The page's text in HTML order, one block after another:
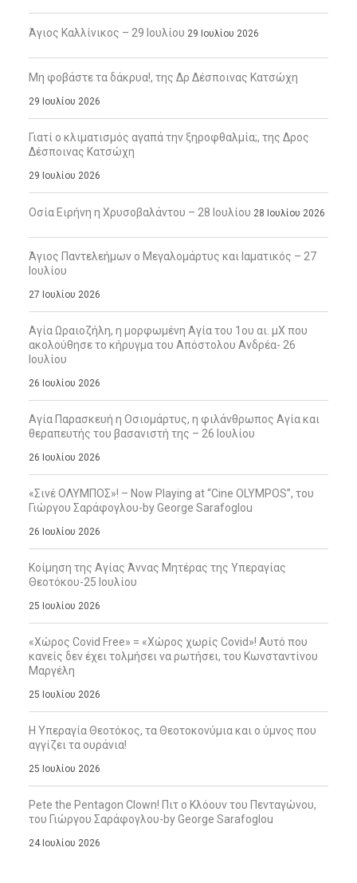
Άγιος Καλλίνικος – 29 Ιουλίου 29 Ιουλίου 2026
Μη φοβάστε τα δάκρυα!, της Δρ Δέσποινας Κατσώχη
29 Ιουλίου 2026
Γιατί ο κλιματισμός αγαπά την ξηροφθαλμία;, της Δρος
Δέσποινας Κατσώχη
29 Ιουλίου 2026
Οσία Ειρήνη η Χρυσοβαλάντου – 28 Ιουλίου 28 Ιουλίου 2026
Άγιος Παντελεήμων ο Μεγαλομάρτυς και Ιαματικός – 27
Ιουλίου
27 Ιουλίου 2026
Αγία Ωραιοζήλη, η μορφωμένη Αγία του 1ου αι. μΧ που
ακολούθησε το κήρυγμα του Απόστολου Ανδρέα- 26
Ιουλίου
26 Ιουλίου 2026
Αγία Παρασκευή η Οσιομάρτυς, η φιλάνθρωπος Αγία και
θεραπευτής του βασανιστή της – 26 Ιουλίου
26 Ιουλίου 2026
«Σινέ ΟΛΥΜΠΟΣ»! – Now Playing at “Cine OLYMPOS”, του
Γιώργου Σαράφογλου-by George Sarafoglou
26 Ιουλίου 2026
Κοίμηση της Αγίας Άννας Μητέρας της Υπεραγίας
Θεοτόκου-25 Ιουλίου
25 Ιουλίου 2026
«Χώρος Covid Free» = «Χώρος χωρίς Covid»! Αυτό που
κανείς δεν έχει τολμήσει να ρωτήσει, του Κωνσταντίνου
Μαργέλη
25 Ιουλίου 2026
Η Υπεραγία Θεοτόκος, τα Θεοτοκονύμια και ο ύμνος που
αγγίζει τα ουράνια!
25 Ιουλίου 2026
Pete the Pentagon Clown! Πιτ ο Κλόουν του Πενταγώνου,
του Γιώργου Σαράφογλου-by George Sarafoglou
24 Ιουλίου 2026